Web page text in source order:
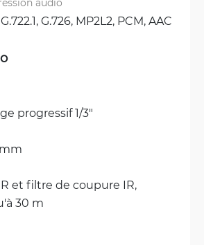
G.722.1, G.726, MP2L2, PCM, AAC
progressif 1/3"
et filtre de coupure IR,
30 m